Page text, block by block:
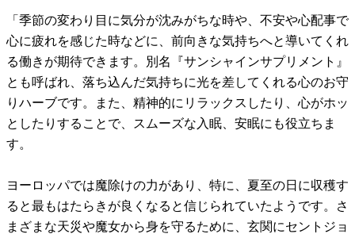
「季節の変わり目に気分が沈みがちな時や、不安や心配事で
心に疲れを感じた時などに、前向きな気持ちへと導いてくれ
る働きが期待できます。別名『サンシャインサプリメント』
とも呼ばれ、落ち込んだ気持ちに光を差してくれる心のお守
りハーブです。また、精神的にリラックスしたり、心がホッ
としたりすることで、スムーズな入眠、安眠にも役立ちま
す。
ヨーロッパでは魔除けの力があり、特に、夏至の日に収穫す
ると最もはたらきが良くなると信じられていたようです。さ
まざまな天災や魔女から身を守るために、玄関にセントジョ